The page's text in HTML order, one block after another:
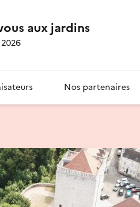
aux jardins
Nos partenaires